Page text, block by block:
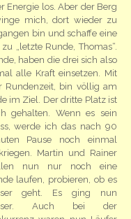
Energie los. Aber der Berg
mich, dort wieder zu
bin und schaffe eine
„letzte Runde, Thomas“.
haben die drei sich also
alle Kraft einsetzen. Mit
Rundenzeit, bin völlig am
im Ziel. Der dritte Platz ist
gehalten. Wenn es sein
werde ich das nach 90
Pause noch einmal
Martin und Rainer
nun nur noch eine
laufen, probieren, ob es
geht. Es ging nun
Auch bei der